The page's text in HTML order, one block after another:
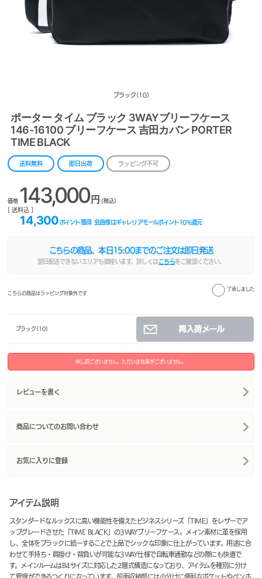
ブラック(10)
ポーター タイム ブラック 3WAYブリーフケース
146-16100 ブリーフケース 吉田カバン PORTER
TIME BLACK
送料無料 即日出荷 ラッピング不可
価格 143,000円 (税込)
[ 送料込 ]
14,300 ポイント獲得 会員様はギャレリアモールポイント10%還元
こちらの商品、本日 15:00までのご注文は即日発送
翌日配送できないエリアも御座います。詳しくは こちらをご確認ください。
こちらの商品はラッピング対象外です
了承しました
ブラック(10)
申し訳ございません。ただいま在庫がございません。
レビューを書く
商品についてのお問い合わせ
お気に入りに登録
アイテム説明
スタンダードなルックスに高い機能性を備えたビジネスシリーズ「TIME」をレザーでア
ップグレードさせた「TIME BLACK」の3WAYブリーフケース。メイン素材に革を採用
し、全体をブラックに統一することで上品でシックな印象に仕上がっています。用途に合
わせて手持ち・肩掛け・背負いが可能な3WAY仕様で自転車通勤などの際にも快適で
す。メインルームはB4サイズに対応した2層式構造になっており、アイテムを種別に分け
て管理ができるつくりになっています。前面収納部には小分けに便利なポケットやペンホ